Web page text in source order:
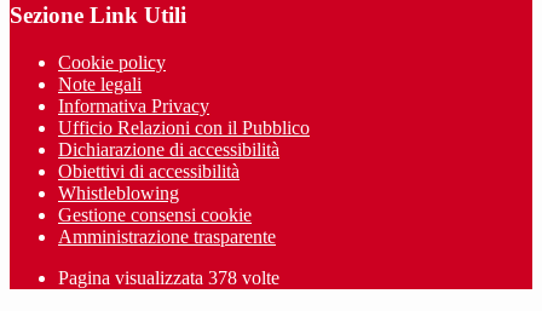
Sezione Link Utili
Cookie policy
Note legali
Informativa Privacy
Ufficio Relazioni con il Pubblico
Dichiarazione di accessibilità
Obiettivi di accessibilità
Whistleblowing
Gestione consensi cookie
Amministrazione trasparente
Pagina visualizzata 378 volte